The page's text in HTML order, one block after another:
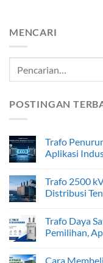
MENCARI
POSTINGAN
Trafo
Aplikasi
Trafo 2500
Distribusi
Trafo Daya
Pemilihan,
Cara